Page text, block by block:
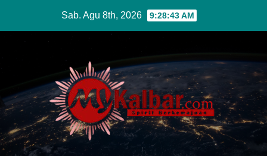
Sab. Agu 8th, 2026 9:28:44 AM